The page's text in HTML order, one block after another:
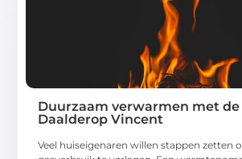
Duurzaam verwarmen met
Daalderop Vincent
Veel huiseigenaren willen stappen zetten